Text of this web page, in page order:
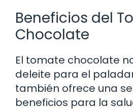
Beneficios del
Chocolate
El tomate chocolate
deleite para el
también ofrece una
beneficios para la